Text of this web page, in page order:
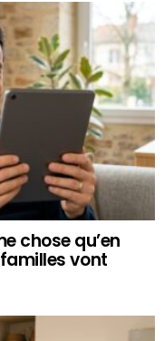
chose qu’en
vont